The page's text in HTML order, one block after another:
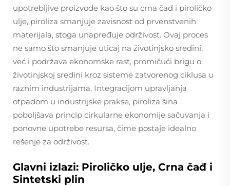
upotrebljive proizvode kao što su crna čađ i piroličko
ulje, piroliza smanjuje zavisnost od prvenstvenih
materijala, stoga unapređuje održivost. Ovaj proces
ne samo što smanjuje uticaj na životinjsko sredini,
već i podržava ekonomske rast, promičući brigu o
životinjskoj sredini kroz sisteme zatvorenog ciklusa u
raznim industrijama. Integracijom upravljanja
otpadom u industrijske prakse, piroliza šina
poboljšava princip cirkularne ekonomije sačuvanja i
ponovne upotrebe resursa, čime postaje idealno
rešenje za održivost.
Glavni izlazi: Piroličko ulje, Crna čađ i
Sintetski plin